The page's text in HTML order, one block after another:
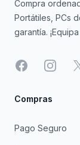
Compra
Portátiles, PCs
garantía.
Facebook X
Compras
Pago Seguro